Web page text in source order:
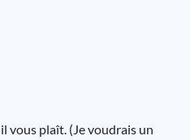
vous plaît. (Je voudrais un